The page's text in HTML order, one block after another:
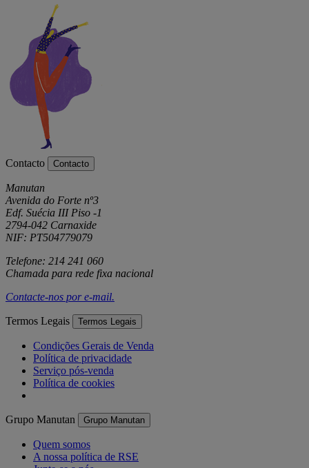
Contacto Contacto
Manutan
Avenida do Forte nº3
Edf. Suécia III Piso -1
2794-042 Carnaxide
NIF: PT504779079
Telefone: 214 241 060
Chamada para rede fixa nacional
Contacte-nos pore-mail.
Termos Legais Termos Legais
Condições Gerais de Venda
Política de privacidade
Serviço pós-venda
Política de cookies
Grupo Manutan Grupo Manutan
Quem somos
A nossa política de RSE